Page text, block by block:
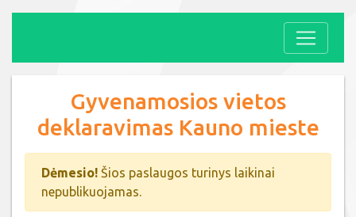
Gyvenamosios vietos
deklaravimas Kauno mieste
Dėmesio! Šios paslaugos turinys laikinai
nepublikuojamas.